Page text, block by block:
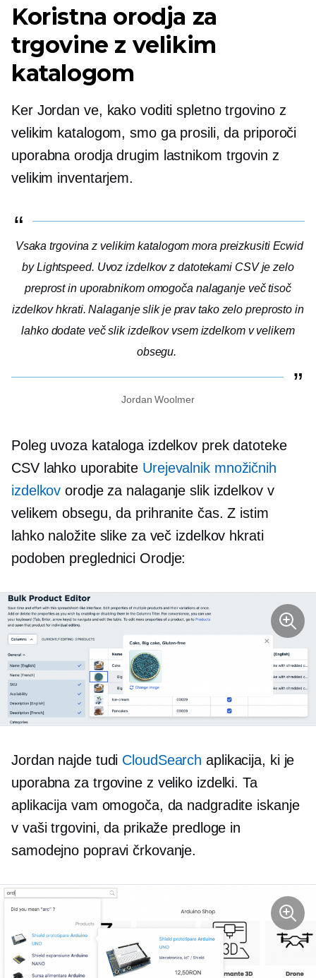
Koristna orodja za
trgovine z velikim
katalogom
Ker Jordan ve, kako voditi spletno trgovino z
velikim katalogom, smo ga prosili, da priporoči
uporabna orodja drugim lastnikom trgovin z
velikim inventarjem.
Vsaka trgovina z velikim katalogom mora preizkusiti Ecwid
by Lightspeed. Uvoz izdelkov z datotekami CSV je zelo
preprost in uporabnikom omogoča nalaganje več tisoč
izdelkov hkrati. Nalaganje slik je prav tako zelo preprosto in
lahko dodate več slik izdelkov vsem izdelkom v velikem
obsegu.
Jordan Woolmer
Poleg uvoza kataloga izdelkov prek datoteke
CSV lahko uporabite Urejevalnik množičnih
izdelkov orodje za nalaganje slik izdelkov v
velikem obsegu, da prihranite čas. Z istim
lahko naložite slike za več izdelkov hkrati
podoben preglednici Orodje:
Jordan najde tudi CloudSearch aplikacija, ki je
uporabna za trgovine z veliko izdelki. Ta
aplikacija vam omogoča, da nadgradite iskanje
v vaši trgovini, da prikaže predloge in
samodejno popravi črkovanje.